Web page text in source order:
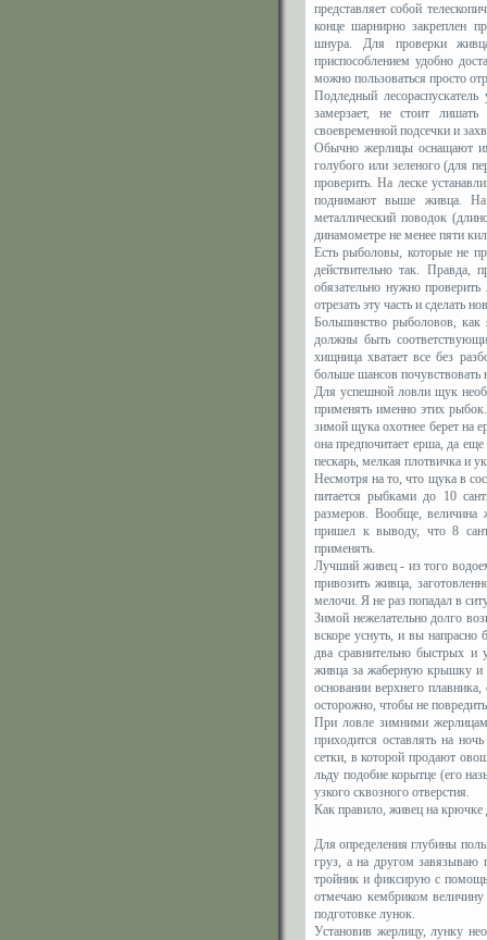
представляет собой
конце шарнирно закреплен
шнура. Для проверки
приспособлением удобно
можно пользоваться просто
Подледный
замерзает, не стоит
своевременной подсечки и
Обычно жерлицы оснащают
голубого или зеленого (для
проверить. На леске
поднимают выше живца. На
металлический поводок
динамометре не менее пяти
Есть рыболовы, которые не
действительно так.
обязательно нужно
отрезать эту часть и сделать
Большинство рыболовов,
должны быть
хищница хватает все без
больше шансов почувствовать
Для успешной ловли щук
применять именно этих
зимой щука охотнее берет на
она предпочитает ерша, да
пескарь, мелкая плотвичка и
Несмотря на то, что щука в
питается рыбками до 10
размеров. Вообще, величина
пришел к выводу, что 8
применять.
Лучший живец - из того
привозить живца,
мелочи. Я не раз попадал в
Зимой нежелательно долго
вскоре уснуть, и вы
два сравнительно быстрых и
живца за жаберную крышку и
основании верхнего
осторожно, чтобы не
При ловле зимними
приходится оставлять на
сетки, в которой продают
льду подобие корытце (его
узкого сквозного отверстия.
Как правило, живец на крючке
Для определения глубины
груз, а на другом завязываю
тройник и фиксирую с
отмечаю кембриком
подготовке лунок.
Установив жерлицу, лунку